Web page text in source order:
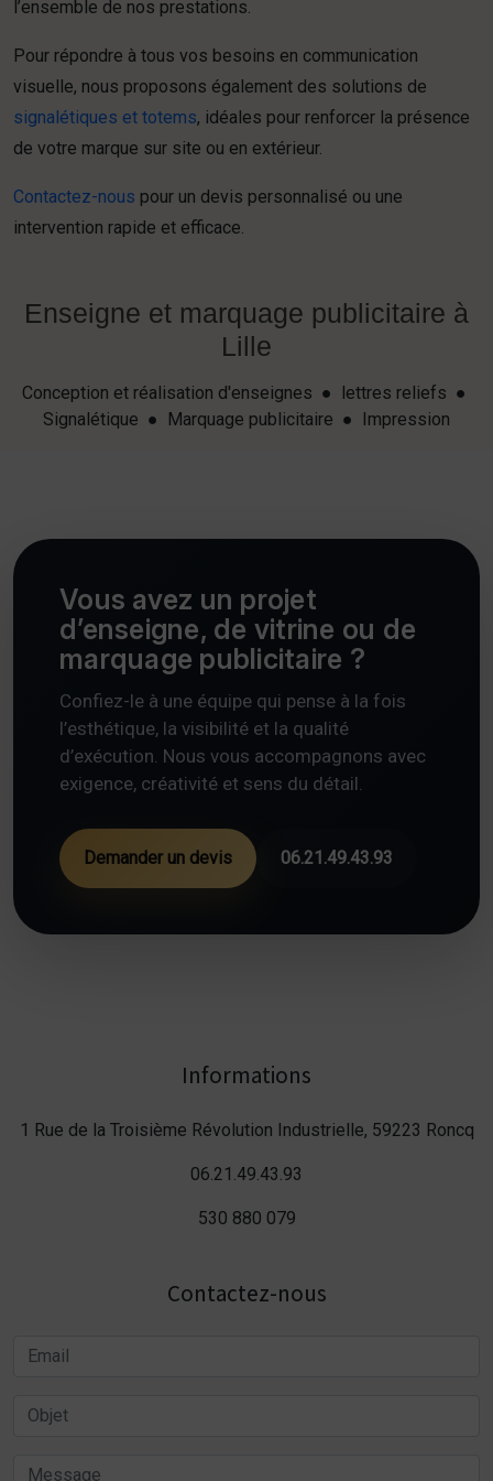
l’ensemble de nos prestations.
Pour répondre à tous vos besoins en communication
visuelle, nous proposons également des solutions de
signalétiques et totems, idéales pour renforcer la présence
de votre marque sur site ou en extérieur.
Contactez-nous pour un devis personnalisé ou une
intervention rapide et efficace.
Enseigne et marquage publicitaire à
Lille
Conception et réalisation d'enseignes ● lettres reliefs ●
Signalétique ● Marquage publicitaire ● Impression
Vous avez un projet
d’enseigne, de vitrine ou de
marquage publicitaire ?
Confiez-le à une équipe qui pense à la fois
l’esthétique, la visibilité et la qualité
d’exécution. Nous vous accompagnons avec
exigence, créativité et sens du détail.
Demander un devis 06.21.49.43.93
Informations
1 Rue de la Troisième Révolution Industrielle, 59223 Roncq
06.21.49.43.93
530 880 079
Contactez-nous